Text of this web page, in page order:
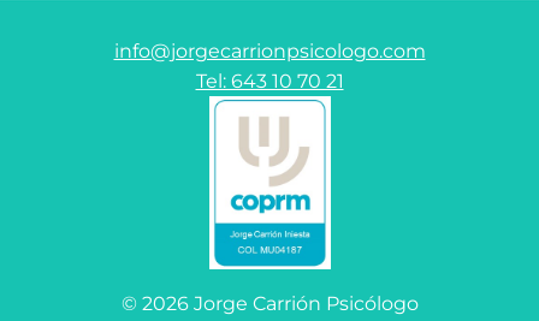
info@jorgecarrionpsicologo.com
Tel: 643 10 70 21
© 2026 Jorge Carrión Psicólogo